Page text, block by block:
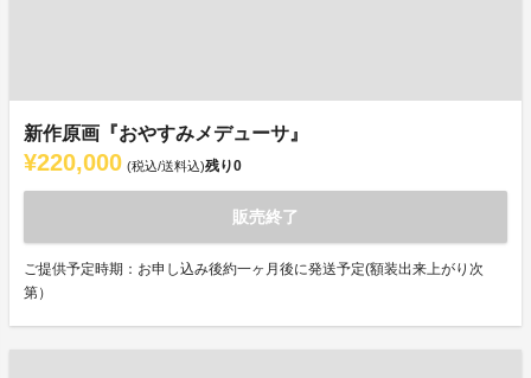
新作原画『おやすみメデューサ』
¥220,000 (税込/送料込)残り0
販売終了
ご提供予定時期：お申し込み後約一ヶ月後に発送予定(額装出来上がり次
第）